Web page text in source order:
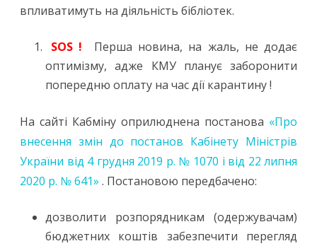
впливатимуть на діяльність бібліотек.
SOS ! Перша новина, на жаль, не додає
оптимізму, адже КМУ планує заборонити
попередню оплату на час дії карантину !
На сайті Кабміну оприлюднена постанова «Про
внесення змін до постанов Кабінету Міністрів
України від 4 грудня 2019 р. № 1070 і від 22 липня
2020 р. № 641» . Постановою передбачено:
дозволити розпорядникам (одержувачам)
бюджетних коштів забезпечити перегляд